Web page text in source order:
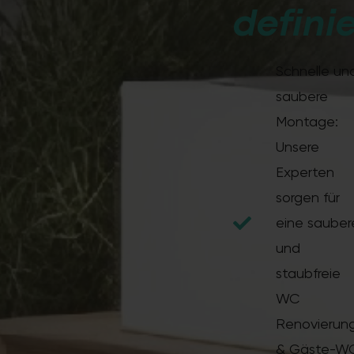
Schnelle
saubere
Montage:
Unsere
Experten
sorgen für
eine
und
staubfreie
WC
& Gäste-